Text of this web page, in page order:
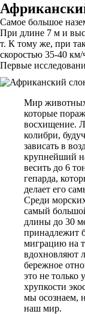
Самое большое
При длине 7 м и
т. К тому же, при
скоростью 35-40 км/
Первые
Мир животных
которые
восхищение.
колибри,
зависать в
крупнейший
весить до 6
гепарда,
делает его
Среди
самый
длины до 30
принадлежит
миграцию на
вдохновляют
бережное
это не только
хрупкости
мы осознаем,
наш мир.